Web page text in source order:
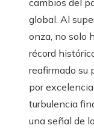
cambios del
global. Al
onza, no solo
récord
reafirmado su
por
turbulencia
una señal de